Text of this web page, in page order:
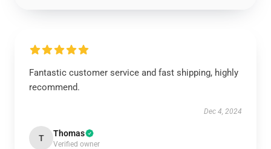
Fantastic customer service and fast shipping, highly
recommend.
Dec 4, 2024
T Thomas
Verified owner